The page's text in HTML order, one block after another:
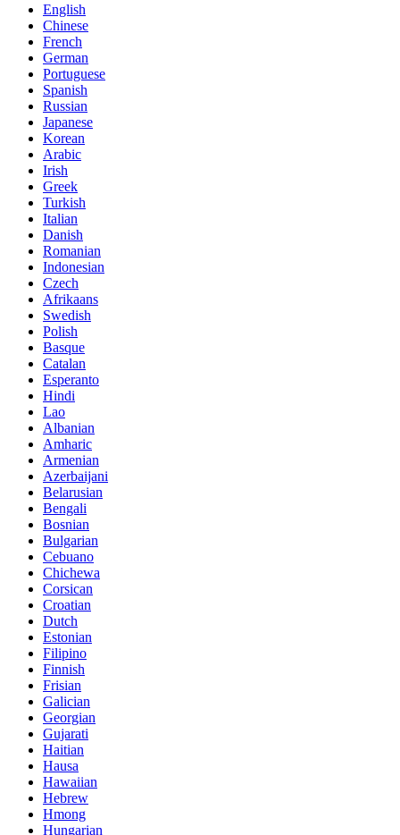
English
Chinese
French
German
Portuguese
Spanish
Russian
Japanese
Korean
Arabic
Irish
Greek
Turkish
Italian
Danish
Romanian
Indonesian
Czech
Afrikaans
Swedish
Polish
Basque
Catalan
Esperanto
Hindi
Lao
Albanian
Amharic
Armenian
Azerbaijani
Belarusian
Bengali
Bosnian
Bulgarian
Cebuano
Chichewa
Corsican
Croatian
Dutch
Estonian
Filipino
Finnish
Frisian
Galician
Georgian
Gujarati
Haitian
Hausa
Hawaiian
Hebrew
Hmong
Hungarian